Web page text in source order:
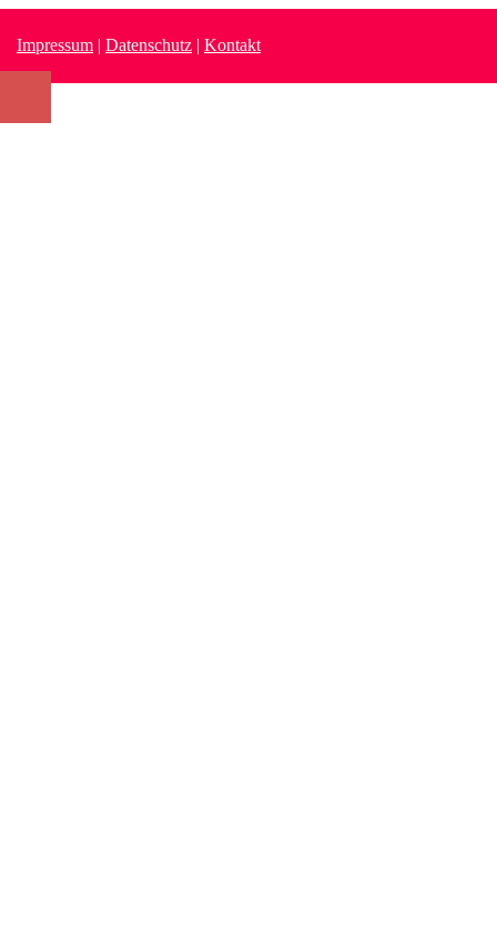
Impressum | Datenschutz | Kontakt